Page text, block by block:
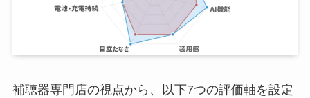
補聴器専門店の視点から、以下7つの評価軸を設定